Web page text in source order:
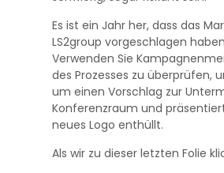
Es ist ein Jahr her, dass das
LS2group vorgeschlagen
Verwenden Sie
des Prozesses zu überprüfen,
um einen Vorschlag zur
Konferenzraum und
neues Logo enthüllt.
Als wir zu dieser letzten Folie